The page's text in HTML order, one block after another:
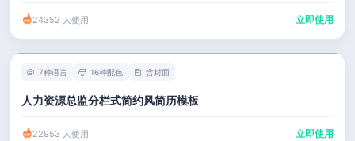
24352 人使用 立即使用
7种语言 16种配色 含封面
人力资源总监分栏式简约风简历模板
22953 人使用 立即使用